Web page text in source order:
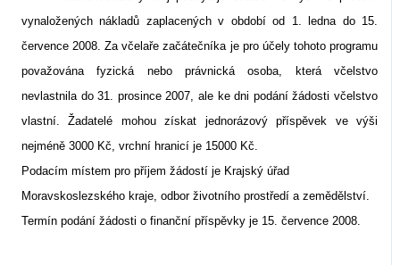
vynaložených nákladů zaplacených v období od 1. ledna do 15.
července 2008. Za včelaře začátečníka je pro účely tohoto programu
považována fyzická nebo právnická osoba, která včelstvo
nevlastnila do 31. prosince 2007, ale ke dni podání žádosti včelstvo
vlastní. Žadatelé mohou získat jednorázový příspěvek ve výši
nejméně 3000 Kč, vrchní hranicí je 15000 Kč.
Podacím místem pro příjem žádostí je Krajský úřad
Moravskoslezského kraje, odbor životního prostředí a zemědělství.
Termín podání žádosti o finanční příspěvky je 15. července 2008.